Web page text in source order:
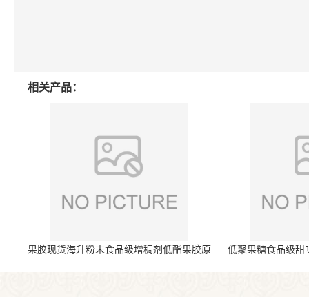
相关产品：
果胶现货海升粉末食品级增稠剂低酯果胶原
低聚果糖食品级甜